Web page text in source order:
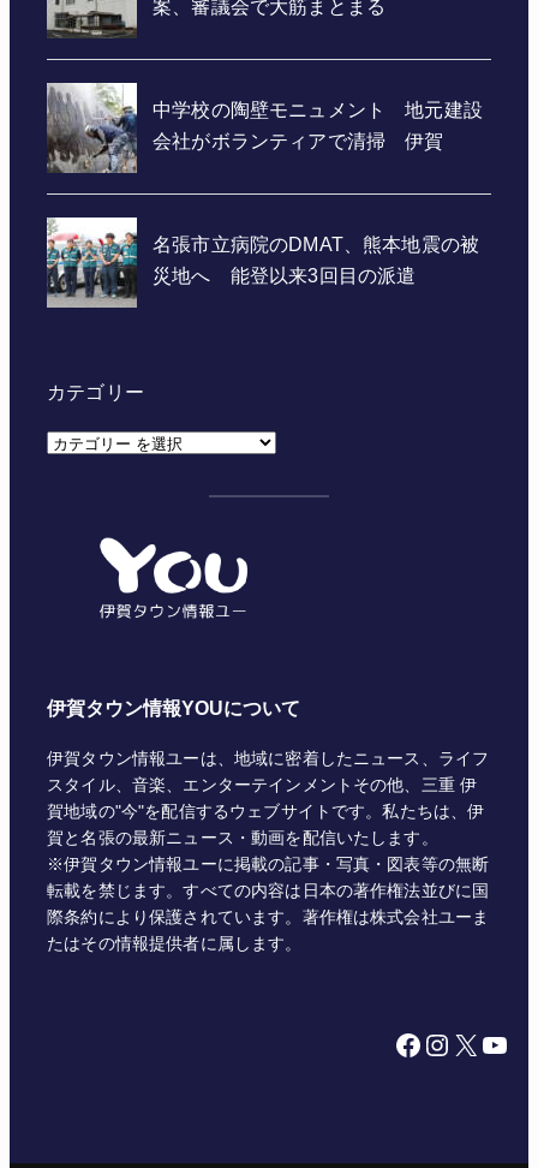
カテゴリー
カ
伊賀タウン情報YOUについて
伊賀タウン情報ユーは、地域に密着したニュース、ライフ
スタイル、音楽、エンターテインメントその他、三重 伊
賀地域の"今"を配信するウェブサイトです。私たちは、伊
賀と名張の最新ニュース・動画を配信いたします。
※伊賀タウン情報ユーに掲載の記事・写真・図表等の無断
転載を禁じます。すべての内容は日本の著作権法並びに国
際条約により保護されています。著作権は株式会社ユーま
たはその情報提供者に属します。
Facebook Instagram X YouTube